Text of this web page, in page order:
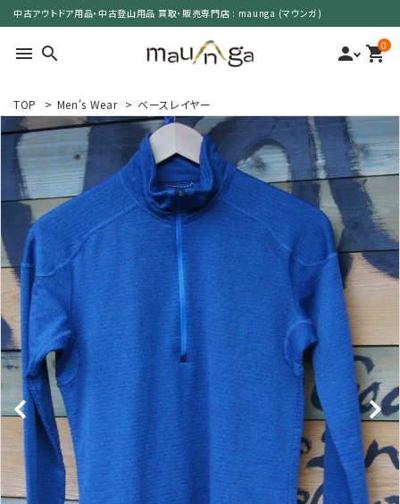
中古アウトドア用品・中古登山用品 買取・販売専門店 : maunga (マウンガ)
menu search person 0
shopping_cart
search
カテゴリーで選ぶ
サイズで選ぶ
特集で選ぶ
価格で選ぶ
買取案内
レンタル・修理
店舗情報
POLICY
TOP > Men's Wear > ベースレイヤー